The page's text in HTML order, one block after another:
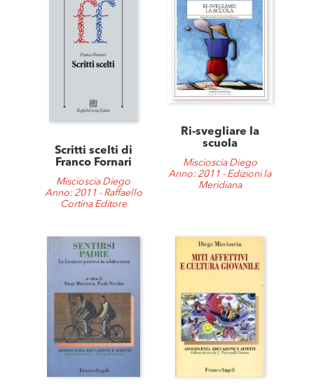
Scritti scelti di
Franco Fornari
Miscioscia Diego
Anno: 2011 - Raffaello
Cortina Editore
Ri-svegliare la
scuola
Miscioscia Diego
Anno: 2011 - Edizioni la
Meridiana